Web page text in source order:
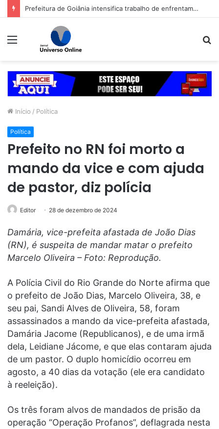
Prefeitura de Goiânia intensifica trabalho de enfrentamento da violência contra a mulher durante campanha Agosto Lilás
Menu
Início / Política
Política
Prefeito no RN foi morto a
mando da vice e com ajuda
de pastor, diz polícia
Editor 28 de dezembro de 2024
Damária, vice-prefeita afastada de João Dias
(RN), é suspeita de mandar matar o prefeito
Marcelo Oliveira – Foto: Reprodução.
A Polícia Civil do Rio Grande do Norte afirma que
o prefeito de João Dias, Marcelo Oliveira, 38, e
seu pai, Sandi Alves de Oliveira, 58, foram
assassinados a mando da vice-prefeita afastada,
Damária Jacome (Republicanos), e de uma irmã
dela, Leidiane Jácome, e que elas contaram ajuda
de um pastor. O duplo homicídio ocorreu em
agosto, a 40 dias da votação (ele era candidato
à reeleição).
Os três foram alvos de mandados de prisão da
operação “Operação Profanos”, deflagrada nesta